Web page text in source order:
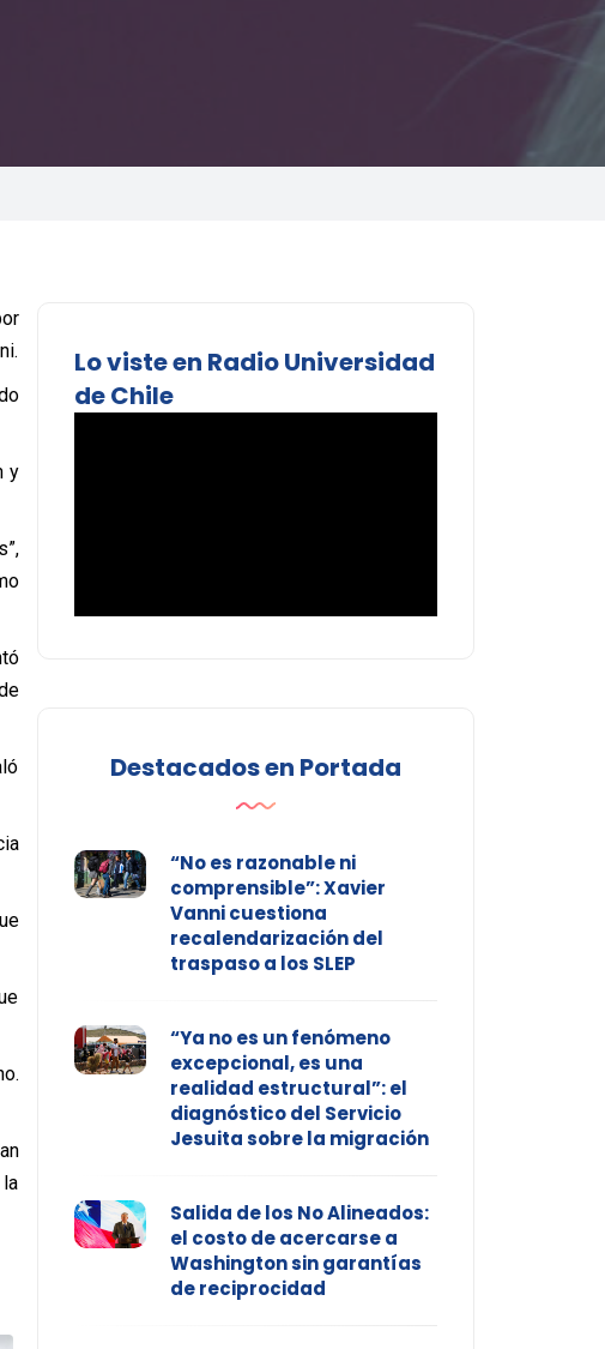
y
Lo viste en Radio Universidad
de Chile
Destacados en Portada
“No es razonable ni
comprensible”: Xavier
Vanni cuestiona
recalendarización del
traspaso a los SLEP
“Ya no es un fenómeno
excepcional, es una
realidad estructural”: el
diagnóstico del Servicio
Jesuita sobre la migración
Salida de los No Alineados:
el costo de acercarse a
Washington sin garantías
de reciprocidad